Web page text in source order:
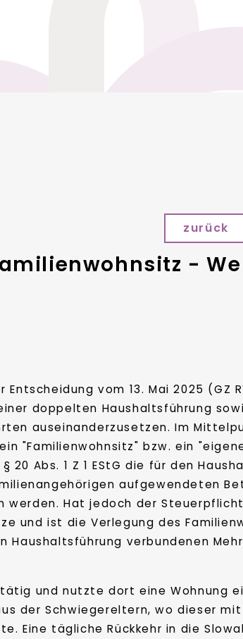
zurück
-
Entscheidung vom 13. Mai 2025 (GZ
doppelten Haushaltsführung
auseinanderzusetzen. Im
"Familienwohnsitz" bzw. ein
20 Abs. 1 Z 1 EStG die für den
aufgewendeten
werden. Hat jedoch der
und ist die Verlegung des
verbundenen
und nutzte dort eine Wohnung
der Schwiegereltern, wo dieser mit
Eine tägliche Rückkehr in die